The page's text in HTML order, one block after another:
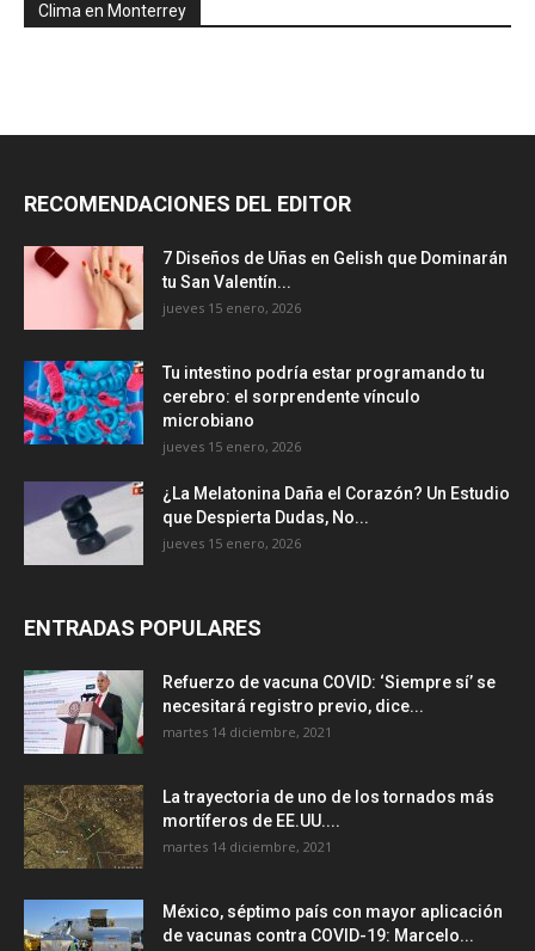
Clima en Monterrey
RECOMENDACIONES DEL EDITOR
7 Diseños de Uñas en Gelish que Dominarán
tu San Valentín...
jueves 15 enero, 2026
Tu intestino podría estar programando tu
cerebro: el sorprendente vínculo
microbiano
jueves 15 enero, 2026
¿La Melatonina Daña el Corazón? Un Estudio
que Despierta Dudas, No...
jueves 15 enero, 2026
ENTRADAS POPULARES
Refuerzo de vacuna COVID: ‘Siempre sí’ se
necesitará registro previo, dice...
martes 14 diciembre, 2021
La trayectoria de uno de los tornados más
mortíferos de EE.UU....
martes 14 diciembre, 2021
México, séptimo país con mayor aplicación
de vacunas contra COVID-19: Marcelo...